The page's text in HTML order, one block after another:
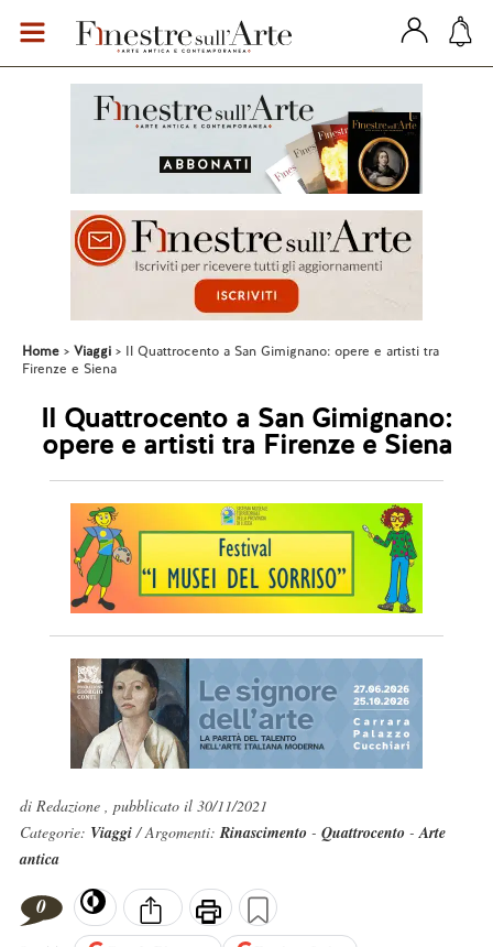
Home Viaggi
Il Quattrocento a San Gimignano: opere e artisti tra
Firenze e Siena
Il Quattrocento a San Gimignano:
opere e artisti tra Firenze e Siena
di Redazione , pubblicato il 30/11/2021
Categorie: Viaggi/ Argomenti:Rinascimento - Quattrocento -Arte
antica
0